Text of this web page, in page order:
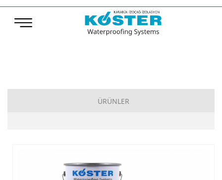
ÜRÜNLER
Poliürea, Poliüretan ve MS-Polymer Su Yalıtımı